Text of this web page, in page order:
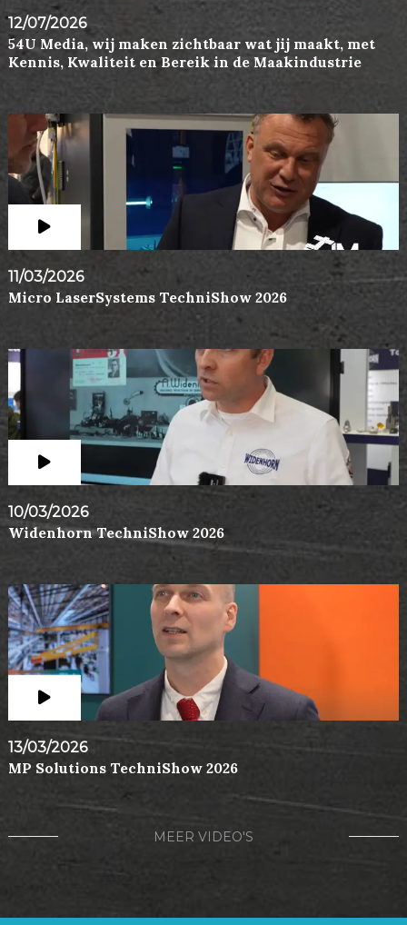
12/07/2026
54U Media, wij maken zichtbaar wat jij maakt, met
Kennis, Kwaliteit en Bereik in de Maakindustrie
11/03/2026
Micro LaserSystems TechniShow 2026
10/03/2026
Widenhorn TechniShow 2026
13/03/2026
MP Solutions TechniShow 2026
MEER VIDEO'S